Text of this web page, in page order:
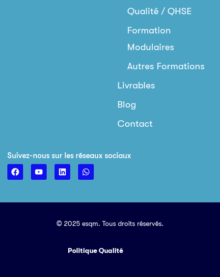
Qualité / QHSE
Formation
Modulaires
Autres Formations
Livrables
Blog
Contact
Suivez-nous sur les réseaux sociaux
© 2025 esqm. Tous droits réservés.
Politique Qualité